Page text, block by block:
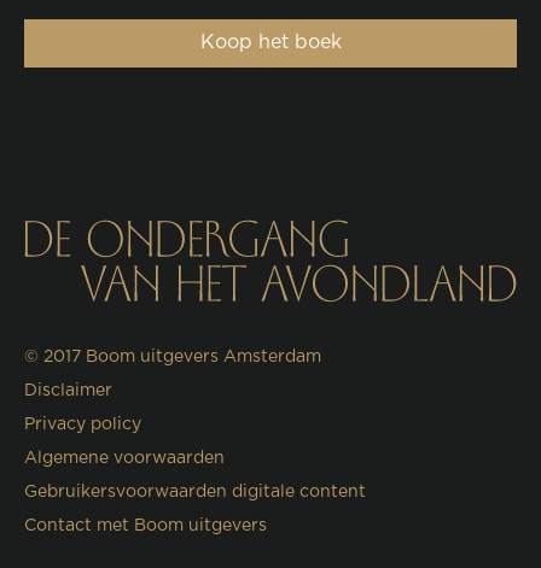
Koop het boek
© 2017 Boom uitgevers Amsterdam
Disclaimer
Privacy policy
Algemene voorwaarden
Gebruikersvoorwaarden digitale content
Contact met Boom uitgevers